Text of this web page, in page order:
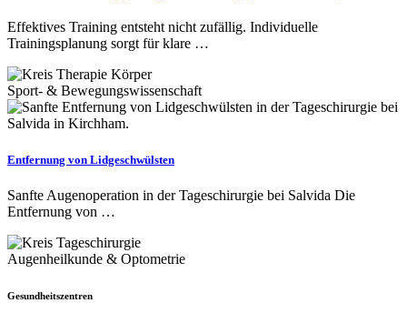
Effektives Training entsteht nicht zufällig. Individuelle
Trainingsplanung sorgt für klare …
Sport- & Bewegungswissenschaft
Entfernung von Lidgeschwülsten
Sanfte Augenoperation in der Tageschirurgie bei Salvida Die
Entfernung von …
Augenheilkunde & Optometrie
Gesundheitszentren